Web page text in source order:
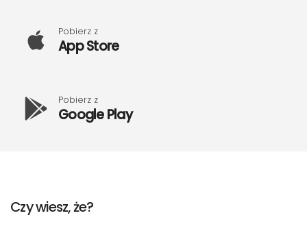
Pobierz z
App Store
Pobierz z
Google Play
Czy wiesz, że?